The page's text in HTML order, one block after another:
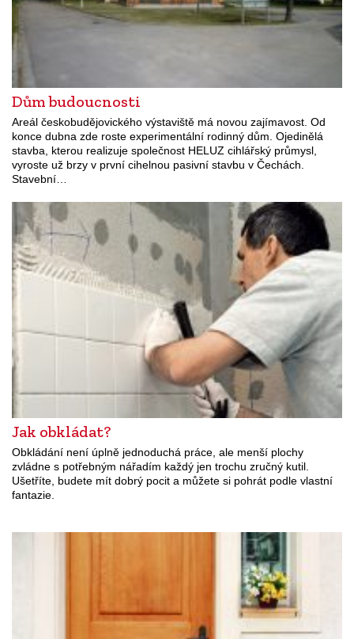
Dům budoucnosti
Areál českobudějovického výstaviště má novou zajímavost. Od
konce dubna zde roste experimentální rodinný dům. Ojedinělá
stavba, kterou realizuje společnost HELUZ cihlářský průmysl,
vyroste už brzy v první cihelnou pasivní stavbu v Čechách.
Stavební…
Jak obkládat?
Obkládání není úplně jednoduchá práce, ale menší plochy
zvládne s potřebným nářadím každý jen trochu zručný kutil.
Ušetříte, budete mít dobrý pocit a můžete si pohrát podle vlastní
fantazie.